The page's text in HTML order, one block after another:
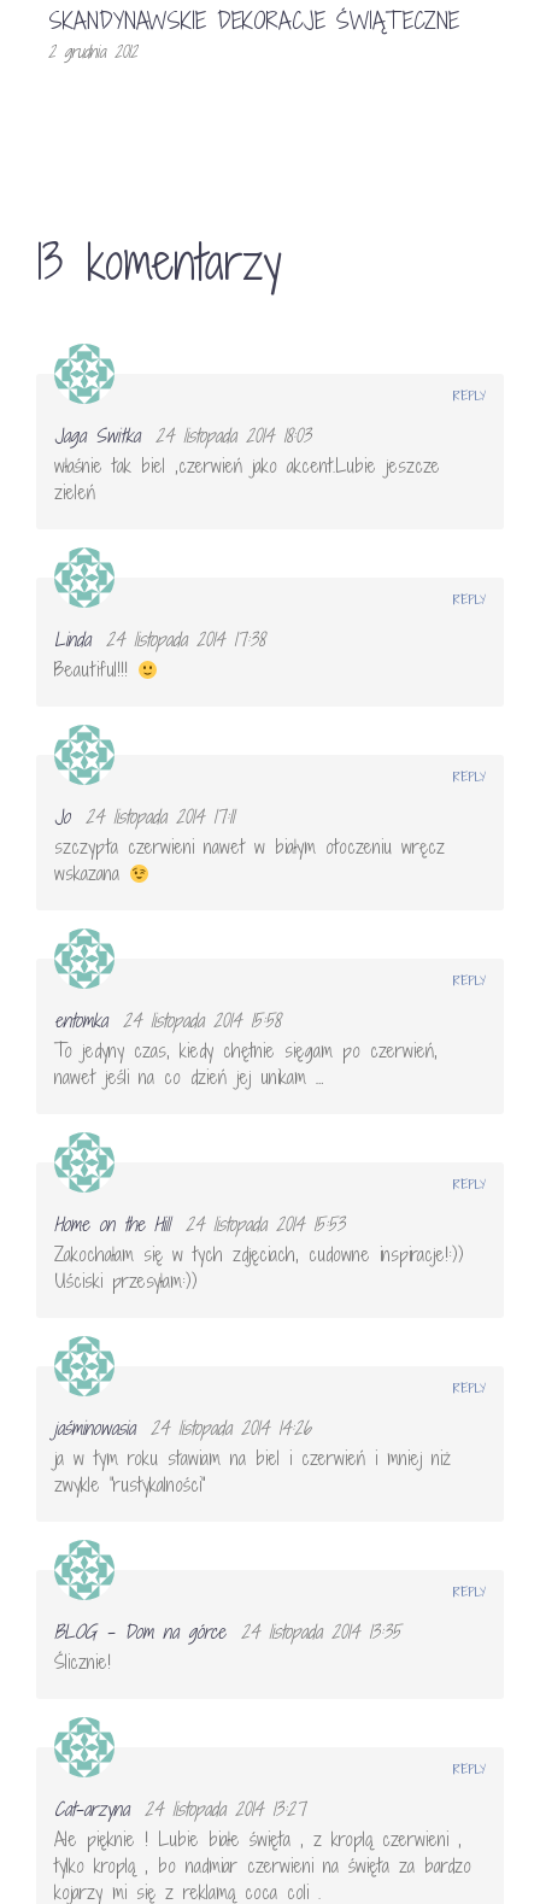
SKANDYNAWSKIE DEKORACJE ŚWIĄTECZNE
2 grudnia 2012
13 komentarzy
Jaga Switka 24 listopada 2014 18:03
właśnie tak biel ,czerwień jako akcent.Lubie jeszcze
zieleń
REPLY
Linda 24 listopada 2014 17:38
Beautiful!!!
REPLY
Jo 24 listopada 2014 17:11
szczypta czerwieni nawet w białym otoczeniu wręcz
wskazana
REPLY
entomka 24 listopada 2014 15:58
To jedyny czas, kiedy chętnie sięgam po czerwień,
nawet jeśli na co dzień jej unikam …
REPLY
Home on the Hill 24 listopada 2014 15:53
Zakochałam się w tych zdjęciach, cudowne inspiracje!:))
Uściski przesyłam:))
REPLY
jaśminowasia 24 listopada 2014 14:26
ja w tym roku stawiam na biel i czerwień i mniej niż
zwykle "rustykalności"
REPLY
BLOG - Dom na górce 24 listopada 2014 13:35
Ślicznie!
REPLY
Cat-arzyna 24 listopada 2014 13:27
Ale pięknie ! Lubie białe święta , z kroplą czerwieni ,
tylko kroplą , bo nadmiar czerwieni na święta za bardzo
kojarzy mi się z reklamą coca coli .
REPLY